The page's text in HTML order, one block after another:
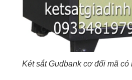
Két sắt Gudbank cơ đổi mã